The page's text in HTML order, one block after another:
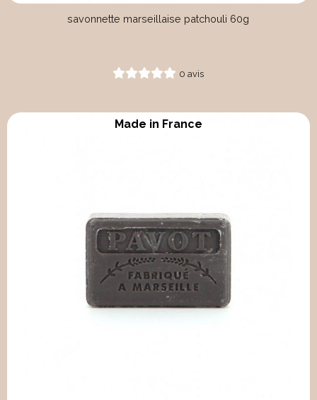
savonnette marseillaise patchouli 60g
0 avis
Made in France